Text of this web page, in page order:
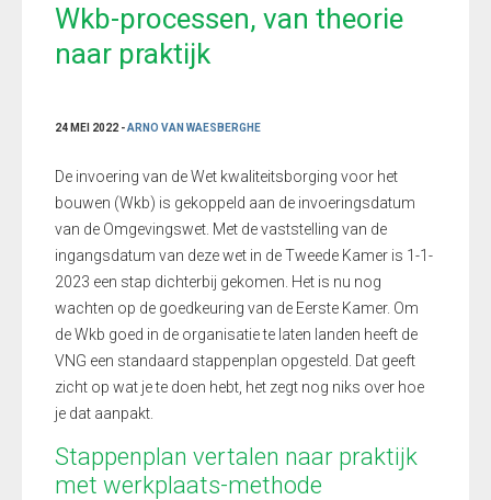
Wkb-processen, van theorie
naar praktijk
24 MEI 2022 -ARNO VAN WAESBERGHE
De invoering van de Wet kwaliteitsborging voor het
bouwen (Wkb) is gekoppeld aan de invoeringsdatum
van de Omgevingswet. Met de vaststelling van de
ingangsdatum van deze wet in de Tweede Kamer is 1-1-
2023 een stap dichterbij gekomen. Het is nu nog
wachten op de goedkeuring van de Eerste Kamer. Om
de Wkb goed in de organisatie te laten landen heeft de
VNG een standaard stappenplan opgesteld. Dat geeft
zicht op wat je te doen hebt, het zegt nog niks over hoe
je dat aanpakt.
Stappenplan vertalen naar praktijk
met werkplaats-methode